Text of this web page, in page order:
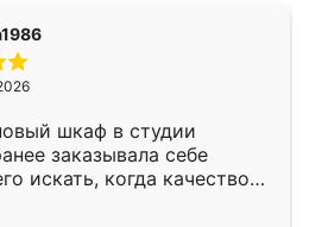
шкаф в студии
заказывала себе
искать, когда качеством
Служит кухня уже почти